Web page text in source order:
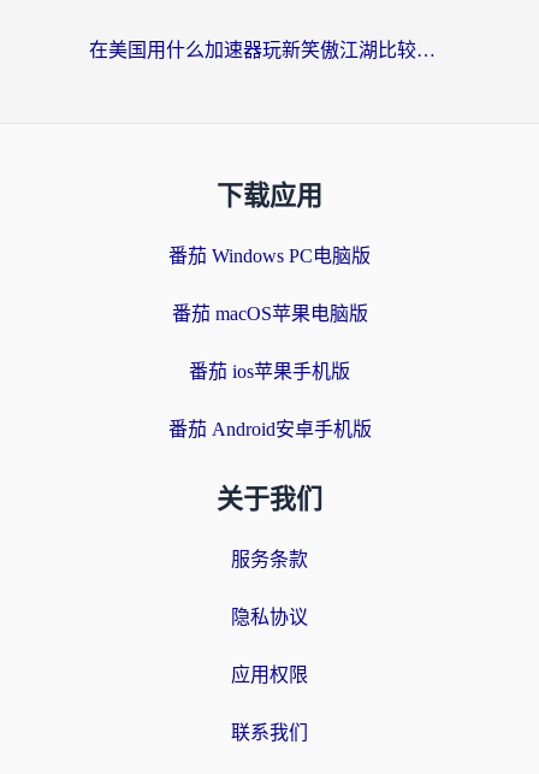
在美国用什么加速器玩新笑傲江湖比较好一点？海外玩家亲测的靠谱方案
下载应用
番茄 Windows PC电脑版
番茄 macOS苹果电脑版
番茄 ios苹果手机版
番茄 Android安卓手机版
关于我们
服务条款
隐私协议
应用权限
联系我们